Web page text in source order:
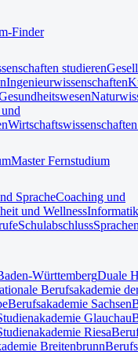
Finder
studieren
Ingenieurwissenschaften
Master Fernstudium
SpracheCoaching und
und Wellness
SchulabschlussSprachen
WürttembergDuale
Berufsakademie
Berufsakademie Sachsen
Glauchau
Riesa
Breitenbrunn